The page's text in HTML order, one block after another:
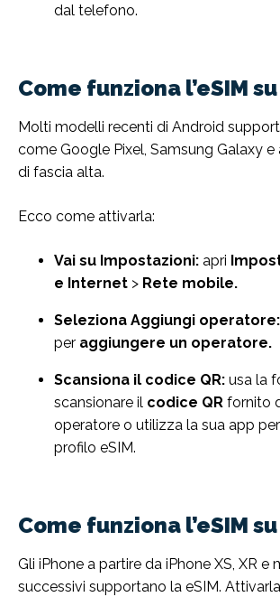
dal telefono.
Come funziona l’eSIM
Molti modelli recenti di Android
come Google Pixel, Samsung Galaxy e
di fascia alta.
Ecco come attivarla:
Vai su Impostazioni: apri
e Internet > Rete mobile.
Seleziona Aggiungi operatore:
per aggiungere un operatore.
Scansiona il codice QR: usa la
scansionare il codice QR fornito
operatore o utilizza la sua app
profilo eSIM.
Come funziona l’eSIM
Gli iPhone a partire da iPhone XS, XR e
successivi supportano la eSIM.